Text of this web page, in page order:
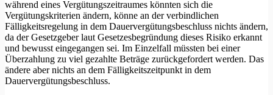
während eines Vergütungszeitraumes könnten sich die
Vergütungskriterien ändern, könne an der verbindlichen
Fälligkeitsregelung in dem Dauervergütungsbeschluss nichts ändern,
da der Gesetzgeber laut Gesetzesbegründung dieses Risiko erkannt
und bewusst eingegangen sei. Im Einzelfall müssten bei einer
Überzahlung zu viel gezahlte Beträge zurückgefordert werden. Das
ändere aber nichts an dem Fälligkeitszeitpunkt in dem
Dauervergütungsbeschluss.